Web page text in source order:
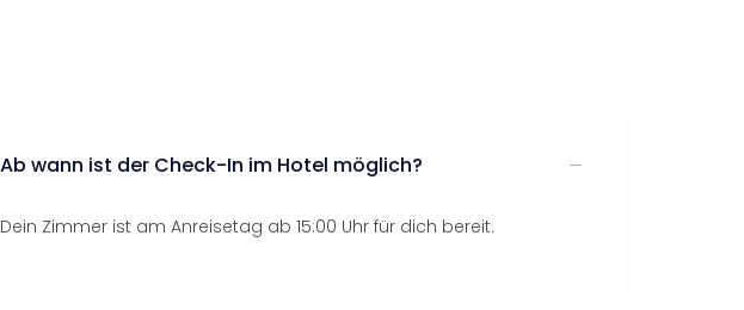
Ab wann ist der Check-In im Hotel möglich?
Dein Zimmer ist am Anreisetag ab 15:00 Uhr für dich bereit.